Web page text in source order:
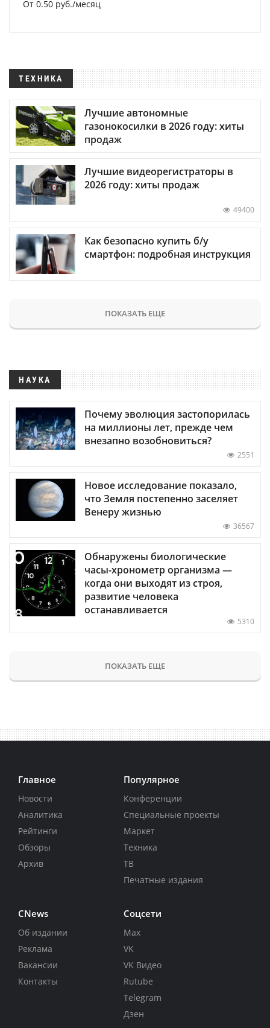
От 0.50 руб./месяц
ТЕХНИКА
Лучшие автономные
газонокосилки в 2026 году: хиты
продаж
Лучшие видеорегистраторы в
2026 году: хиты продаж
49400
Как безопасно купить б/у
смартфон: подробная инструкция
ПОКАЗАТЬ ЕЩЕ
НАУКА
Почему эволюция застопорилась
на миллионы лет, прежде чем
внезапно возобновиться?
2551
Новое исследование показало,
что Земля постепенно заселяет
Венеру жизнью
36567
Обнаружены биологические
часы-хронометр организма —
когда они выходят из строя,
развитие человека
останавливается
5310
ПОКАЗАТЬ ЕЩЕ
Главное
Новости
Аналитика
Рейтинги
Обзоры
Архив
Популярное
Конференции
Специальные проекты
Маркет
Техника
ТВ
Печатные издания
CNews
Об издании
Реклама
Вакансии
Контакты
Соцсети
Max
VK
VK Видео
Rutube
Telegram
Дзен